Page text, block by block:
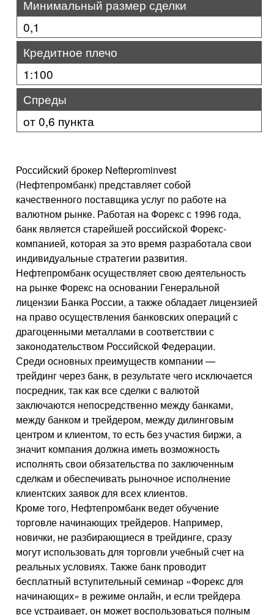
Минимальный размер сделки
0,1
Кредитное плечо
1:100
Спреды
от 0,6 пункта
Российский брокер Nefteprominvest
(Нефтепромбанк) представляет собой
качественного поставщика услуг по работе на
валютном рынке. Работая на Форекс с 1996 года,
банк является старейшей российской Форекс-
компанией, которая за это время разработала свои
индивидуальные стратегии развития.
Нефтепромбанк осуществляет свою деятельность
на рынке Форекс на основании Генеральной
лицензии Банка России, а также обладает лицензией
на право осуществления банковских операций с
драгоценными металлами в соответствии с
законодательством Российской Федерации.
Среди основных преимуществ компании —
трейдинг через банк, в результате чего исключается
посредник, так как все сделки с валютой
заключаются непосредственно между банками,
между банком и трейдером, между дилинговым
центром и клиентом, то есть без участия биржи, а
значит компания должна иметь возможность
исполнять свои обязательства по заключенным
сделкам и обеспечивать рыночное исполнение
клиентских заявок для всех клиентов.
Кроме того, Нефтепромбанк ведет обучение
торговле начинающих трейдеров. Например,
новички, не разбирающиеся в трейдинге, сразу
могут использовать для торговли учебный счет на
реальных условиях. Также банк проводит
бесплатный вступительный семинар «Форекс для
начинающих» в режиме онлайн, и если трейдера
все устраивает, он может воспользоваться полным